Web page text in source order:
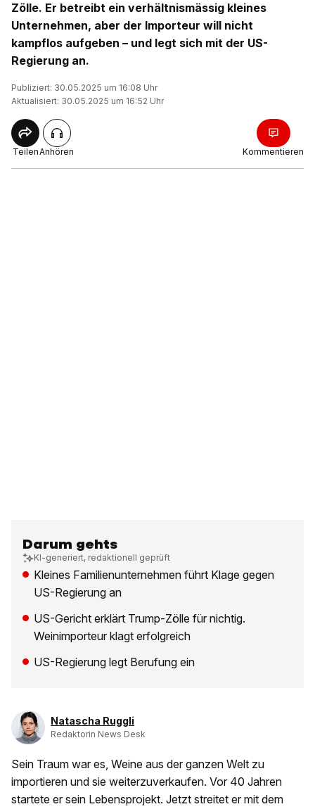
Zölle. Er betreibt ein verhältnismässig kleines
Unternehmen, aber der Importeur will nicht
kampflos aufgeben – und legt sich mit der US-
Regierung an.
Publiziert: 30.05.2025 um 16:08 Uhr
Aktualisiert: 30.05.2025 um 16:52 Uhr
TeilenAnhören Kommentieren
Darum gehts
KI-generiert, redaktionell geprüft
Kleines Familienunternehmen führt Klage gegen
US-Regierung an
US-Gericht erklärt Trump-Zölle für nichtig.
Weinimporteur klagt erfolgreich
US-Regierung legt Berufung ein
Natascha Ruggli
Redaktorin News Desk
Sein Traum war es, Weine aus der ganzen Welt zu
importieren und sie weiterzuverkaufen. Vor 40 Jahren
startete er sein Lebensprojekt. Jetzt streitet er mit dem